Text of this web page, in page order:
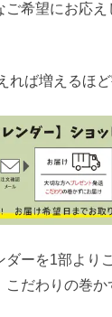
ご希望にお応え
れば増えるほど
ーを1部より
こだわりの巻